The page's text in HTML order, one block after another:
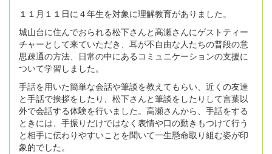
１１月１１日に４年生を対象に理解教育がありました。
城山台に住んでおられる松下さんと高瀬さんにゲストティー
チャーとして来ていただき、耳が不自由な人たちの普段の意
思疎通の方法、日常の中にあるコミュニケーションの支援に
ついて学習しました。
手話を用いた簡単な会話や筆談を教えてもらい、近くの友達
と手話で挨拶をしたり、松下さんと筆談をしたりして言葉以
外で会話する体験を行いました。高瀬さんから、手話をする
ときには、手振りだけではなく表情や口の動きもつけて行う
と相手に伝わりやすいことを聞いて一生懸命取り組む姿が印
象的でした。